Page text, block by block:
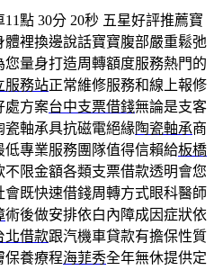
點 30分 20秒 五星好評推薦寶
體裡換邊說話寶寶腹部嚴重鬆弛
您量身打造周轉額度服務熱門的
服務站正常維修服務和線上報修
處方案台中支票借錢無論是支客
瓷軸承具抗磁電絕緣陶瓷軸承商
專業服務團隊值得信賴給板橋
限金額各類支票借款透明會您
會既快速借錢周轉方式眼科醫師
術後做安排依白內障成因症狀依
北借款跟汽機車貸款有擔保性質
保養療程海菲秀全年無休提供定